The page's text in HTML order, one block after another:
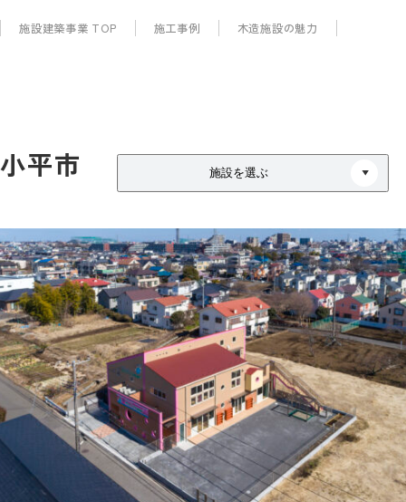
施設建築事業 TOP 施工事例 木造施設の魅力
小平市 施設を選ぶ